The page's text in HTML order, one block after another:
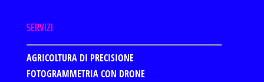
SERVIZI
AGRICOLTURA DI PRECISIONE
FOTOGRAMMETRIA CON DRONE